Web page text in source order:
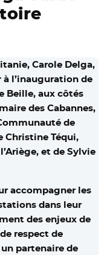
Carole Delga,
l’inauguration de
Beille, aux côtés
des Cabannes,
de
Christine Téqui,
et de Sylvie
accompagner les
dans leur
des enjeux de
respect de
partenaire de